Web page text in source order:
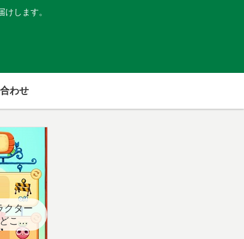
します。
わせ
クター
こ？